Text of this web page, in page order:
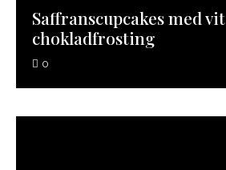
Saffranscupcakes med vit
chokladfrosting
0